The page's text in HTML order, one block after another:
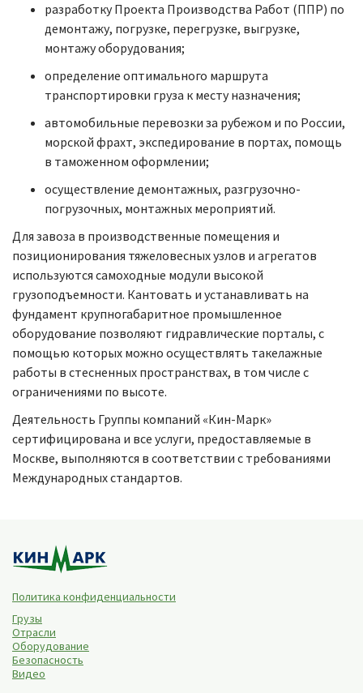
разработку Проекта Производства Работ (ППР) по
демонтажу, погрузке, перегрузке, выгрузке,
монтажу оборудования;
определение оптимального маршрута
транспортировки груза к месту назначения;
автомобильные перевозки за рубежом и по России,
морской фрахт, экспедирование в портах, помощь
в таможенном оформлении;
осуществление демонтажных, разгрузочно-
погрузочных, монтажных мероприятий.
Для завоза в производственные помещения и
позиционирования тяжеловесных узлов и агрегатов
используются самоходные модули высокой
грузоподъемности. Кантовать и устанавливать на
фундамент крупногабаритное промышленное
оборудование позволяют гидравлические порталы, с
помощью которых можно осуществлять такелажные
работы в стесненных пространствах, в том числе с
ограничениями по высоте.
Деятельность Группы компаний «Кин-Марк»
сертифицирована и все услуги, предоставляемые в
Москве, выполняются в соответствии с требованиями
Международных стандартов.
Политика конфиденциальности
Грузы
Отрасли
Оборудование
Безопасность
Видео